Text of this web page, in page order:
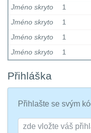
Jméno skryto
1
Jméno skryto
1
Jméno skryto
1
Jméno skryto
1
Přihláška
Přihlašte se svým